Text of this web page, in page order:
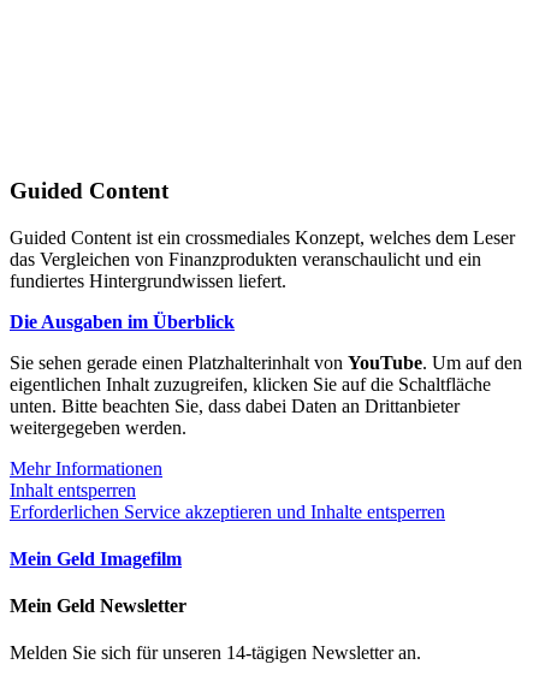
Guided Content
Guided Content ist ein crossmediales Konzept, welches dem Leser
das Vergleichen von Finanzprodukten veranschaulicht und ein
fundiertes Hintergrundwissen liefert.
Die Ausgaben im Überblick
Sie sehen gerade einen Platzhalterinhalt von YouTube. Um auf den
eigentlichen Inhalt zuzugreifen, klicken Sie auf die Schaltfläche
unten. Bitte beachten Sie, dass dabei Daten an Drittanbieter
weitergegeben werden.
Mehr Informationen
Inhalt entsperren
Erforderlichen Service akzeptieren und Inhalte entsperren
Mein Geld Imagefilm
Mein Geld Newsletter
Melden Sie sich für unseren 14-tägigen Newsletter an.